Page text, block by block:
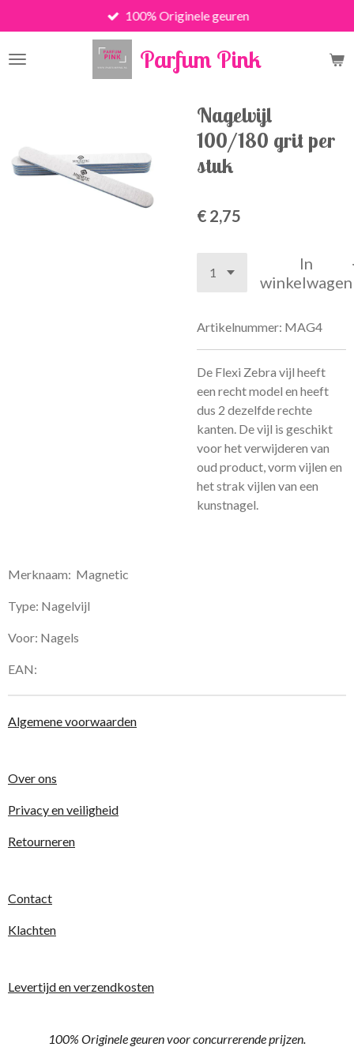
direct
naar
Parfum Pink
100% Originele geuren
Nagelvijl
100/180 grit per
stuk
€ 2,75
In
winkelwagen
Artikelnummer: MAG4
De Flexi Zebra vijl heeft
een recht model en heeft
dus 2 dezelfde rechte
kanten. De vijl is geschikt
voor het verwijderen van
oud product, vorm vijlen en
het strak vijlen van een
kunstnagel.
Merknaam: Magnetic
Type: Nagelvijl
Voor: Nagels
EAN:
Algemene voorwaarden
Over ons
Privacy en veiligheid
Retourneren
Contact
Klachten
Levertijd en verzendkosten
100% Originele geuren voor concurrerende prijzen.